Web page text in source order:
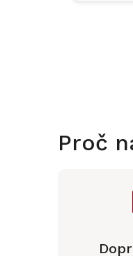
Proč